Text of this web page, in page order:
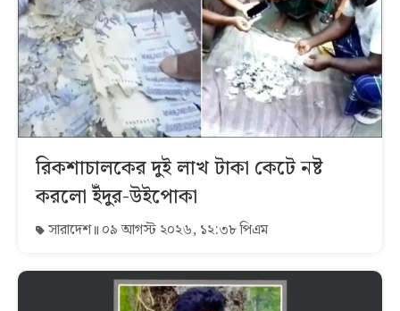
রিকশাচালকের দুই লাখ টাকা কেটে নষ্ট
করলো ইঁদুর-উইপোকা
সারাদেশ ০৯ আগস্ট ২০২৬, ১২:৩৮ পিএম